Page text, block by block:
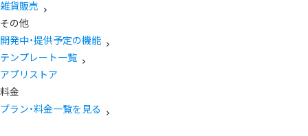
雑貨販売
その他
開発中・提供予定の機能
テンプレート一覧
アプリストア
料金
プラン・料金一覧を見る